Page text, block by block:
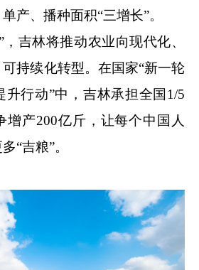
产、播种面积“三增长”。
林将推动农业向现代化、
持续化转型。在国家“新一轮
升行动”中，吉林承担全国1/5
增产200亿斤，让每个中国人
“吉粮”。